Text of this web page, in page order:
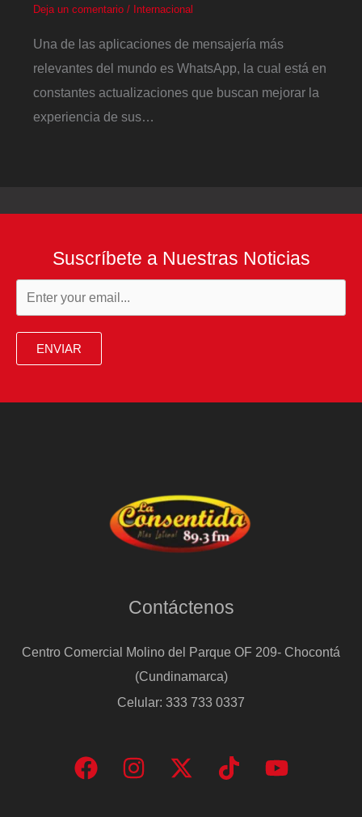
Deja un comentario / Internacional
Una de las aplicaciones de mensajería más
relevantes del mundo es WhatsApp, la cual está en
constantes actualizaciones que buscan mejorar la
experiencia de sus…
Suscríbete a Nuestras Noticias
ENVIAR
Contáctenos
Centro Comercial Molino del Parque OF 209- Chocontá
(Cundinamarca)
Celular: 333 733 0337